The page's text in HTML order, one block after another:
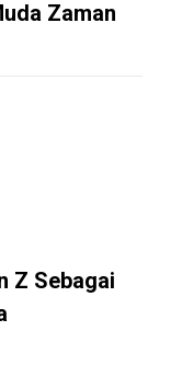
Zaman
Z Sebagai